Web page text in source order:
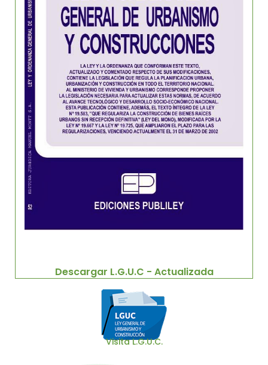
Descargar L.G.U.C - Actualizada
Visita L.G.U.C.